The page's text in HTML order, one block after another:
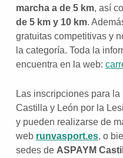
marcha a de 5 km, así
de 5 km y 10 km.
gratuitas competitivas y
la categoría. Toda la
encuentra en la web:
Las inscripciones para
Castilla y León por la
y pueden realizarse de
web runvasport.es, o
sedes de ASPAYM